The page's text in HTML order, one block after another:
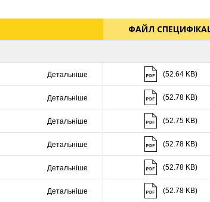
ФАЙЛ
Детальніше (52.64 KB)
Детальніше
Скачати (52.78 KB)
(52.78 KB)
Детальніше
Скачати (52.75 KB)
(52.75 KB)
Детальніше
Скачати (52.78 KB)
(52.78 KB)
Детальніше
Скачати (52.78 KB)
(52.78 KB)
Детальніше
Скачати (52.78 KB)
(52.78 KB)
Скачати (52.78 KB)